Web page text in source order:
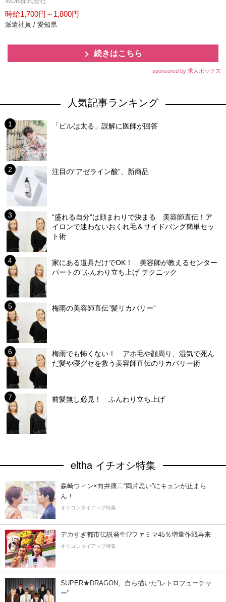
時給1,700円～1,800円
派遣社員 / 愛知県
続きはこちら
sponsored by 求人ボックス
人気記事ランキング
「ピルは太る」誤解に医師が回答
注目の“アゼライン酸”、新商品
“盛れる自分”は顔まわりで決まる 美容師直伝！ア
イロンで迷わないおくれ毛＆サイドバング簡単セッ
ト術
家にある道具だけでOK！ 美容師が教えるセンター
パートの”ふんわり立ち上げ”テクニック
梅雨の美容師直伝”髪リカバリー”
梅雨でも怖くない！ アホ毛や顔周り、湿気で死ん
だ髪や寝グセを救う美容師直伝のリカバリー術
前髪無し必見！ ふんわり立ち上げ
eltha イチオシ特集
森崎ウィン×向井康二“両片思い”にキュンが止まら
ん！
オリコンタイアップ特集
デカすぎ都市伝説発生!?ファミマ45％増量作戦再来
オリコンタイアップ特集
SUPER★DRAGON、自ら描いた”レトロフューチャ
ー”